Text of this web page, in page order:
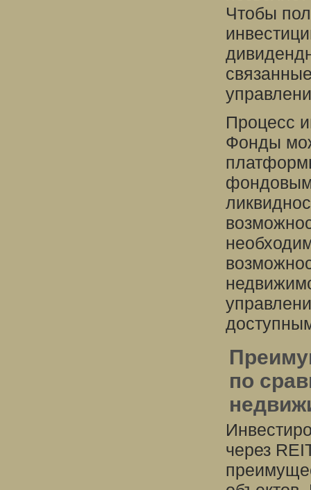
Чтобы
Процесс
Фонды
по
через